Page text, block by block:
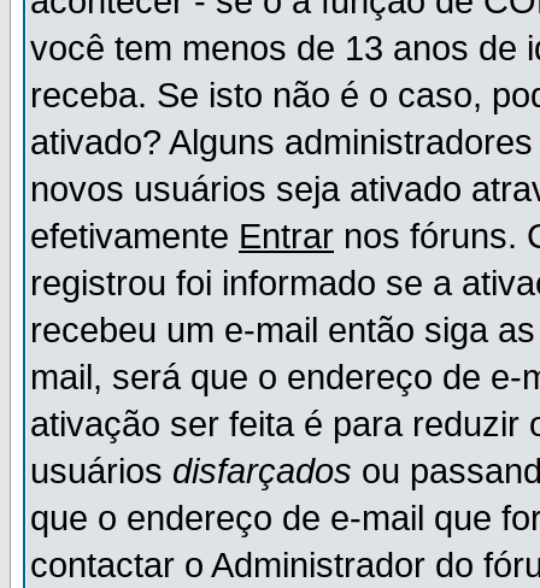
você tem menos de 13 anos de
receba. Se isto não é o caso,
ativado? Alguns
novos usuários seja ativado
efetivamente Entrar nos fóruns.
registrou foi informado se a
recebeu um e-mail então siga
mail, será que o endereço de
ativação ser feita é para reduzir
usuários disfarçados ou
que o endereço de e-mail que
contactar o Administrador do